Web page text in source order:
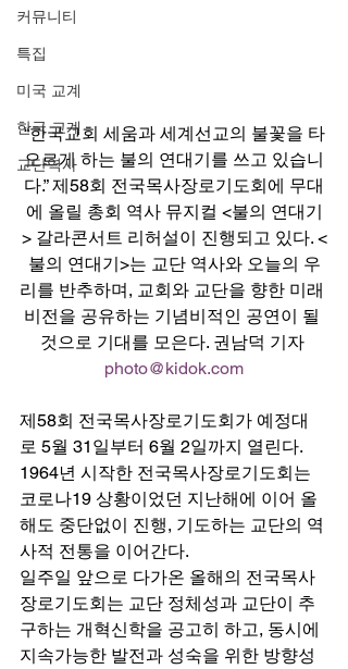
커뮤니티
특집
미국 교계
한국 교계
교단역사
“한국교회 세움과 세계선교의 불꽃을 타
오르게 하는 불의 연대기를 쓰고 있습니
다.” 제58회 전국목사장로기도회에 무대
에 올릴 총회 역사 뮤지컬 <불의 연대기
> 갈라콘서트 리허설이 진행되고 있다. <
불의 연대기>는 교단 역사와 오늘의 우
리를 반추하며, 교회와 교단을 향한 미래
비전을 공유하는 기념비적인 공연이 될
것으로 기대를 모은다. 권남덕 기자
photo@kidok.com
제58회 전국목사장로기도회가 예정대
로 5월 31일부터 6월 2일까지 열린다.
1964년 시작한 전국목사장로기도회는
코로나19 상황이었던 지난해에 이어 올
해도 중단없이 진행, 기도하는 교단의 역
사적 전통을 이어간다.
일주일 앞으로 다가온 올해의 전국목사
장로기도회는 교단 정체성과 교단이 추
구하는 개혁신학을 공고히 하고, 동시에
지속가능한 발전과 성숙을 위한 방향성